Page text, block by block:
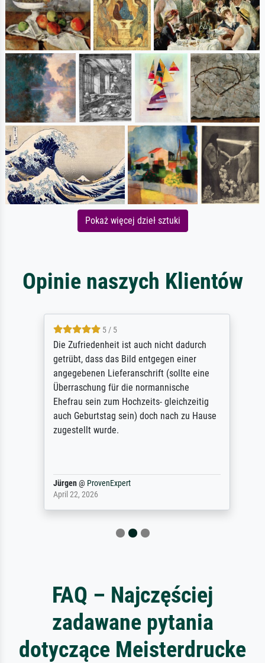
Pokaż więcej dzieł sztuki
Opinie naszych Klientów
5 / 5
Die Zufriedenheit ist auch nicht dadurch
getrübt, dass das Bild entgegen einer
angegebenen Lieferanschrift (sollte eine
Überraschung für die normannische
Ehefrau sein zum Hochzeits- gleichzeitig
auch Geburtstag sein) doch nach zu Hause
zugestellt wurde.
Jürgen@ProvenExpert
April 22, 2026
FAQ – Najczęściej
zadawane pytania
dotyczące Meisterdrucke